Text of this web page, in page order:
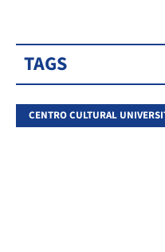
TAGS
CENTRO CULTURAL